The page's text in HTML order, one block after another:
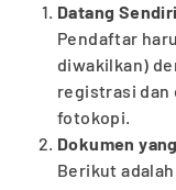
Datang Sendiri
Pendaftar
diwakilkan)
registrasi dan
fotokopi.
Dokumen
Berikut